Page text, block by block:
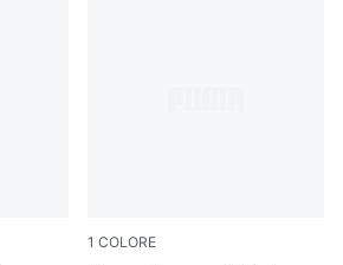
1 COLORE